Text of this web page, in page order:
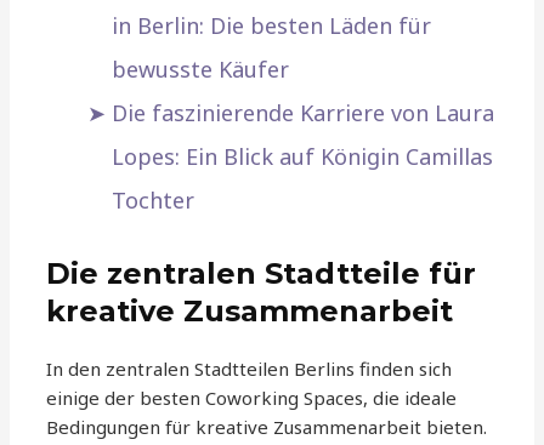
in Berlin: Die besten Läden für
bewusste Käufer
Die faszinierende Karriere von Laura
Lopes: Ein Blick auf Königin Camillas
Tochter
Die zentralen Stadtteile für
kreative Zusammenarbeit
In den zentralen Stadtteilen Berlins finden sich
einige der besten Coworking Spaces, die ideale
Bedingungen für kreative Zusammenarbeit bieten.